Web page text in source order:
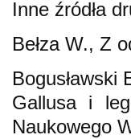
Inne źródła
Bełza W., Z
Bogusławski
Gallusa i
Naukowego